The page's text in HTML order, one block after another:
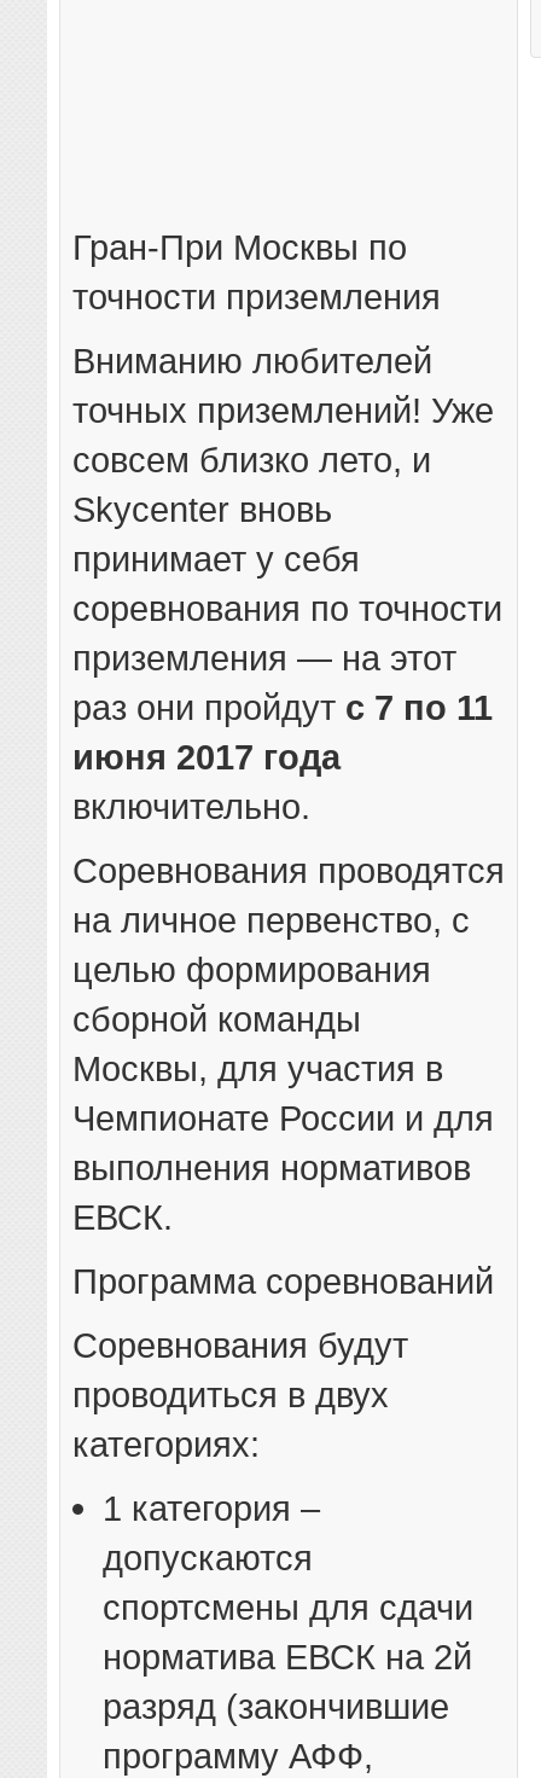
Гран-При Москвы по
точности приземления
Вниманию любителей
точных приземлений! Уже
совсем близко лето, и
Skycenter вновь
принимает у себя
соревнования по точности
приземления — на этот
раз они пройдут с 7 по 11
июня 2017 года
включительно.
Соревнования проводятся
на личное первенство, с
целью формирования
сборной команды
Москвы, для участия в
Чемпионате России и для
выполнения нормативов
ЕВСК.
Программа соревнований
Соревнования будут
проводиться в двух
категориях:
1 категория –
допускаются
спортсмены для сдачи
норматива ЕВСК на 2й
разряд (закончившие
программу АФФ,